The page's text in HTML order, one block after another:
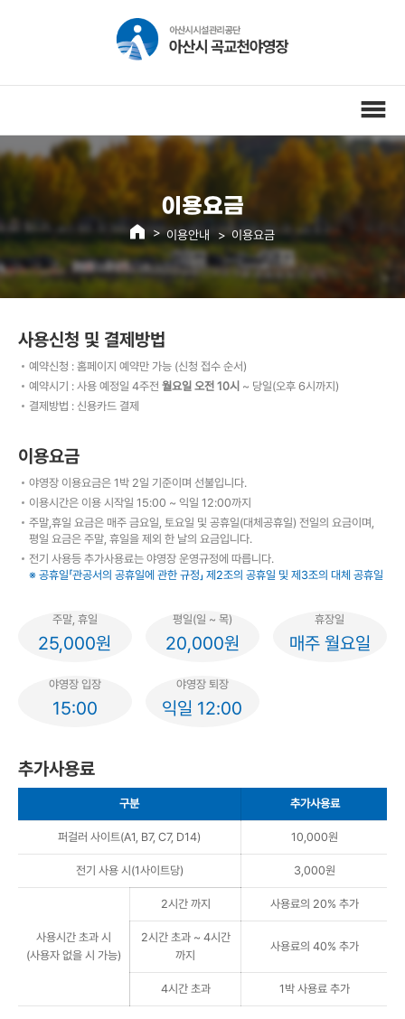
이용요금
이용안내 이용요금
사용신청 및 결제방법
예약신청 : 홈페이지 예약만 가능 (신청 접수 순서)
예약시기 : 사용 예정일 4주전 월요일 오전 10시 ~ 당일(오후 6시까지)
결제방법 : 신용카드 결제
이용요금
야영장 이용요금은 1박 2일 기준이며 선불입니다.
이용시간은 이용 시작일 15:00 ~ 익일 12:00까지
주말,휴일 요금은 매주 금요일, 토요일 및 공휴일(대체공휴일) 전일의 요금이며,
평일 요금은 주말, 휴일을 제외 한 날의 요금입니다.
전기 사용등 추가사용료는 야영장 운영규정에 따릅니다.
※ 공휴일「관공서의 공휴일에 관한 규정」 제2조의 공휴일 및 제3조의 대체 공휴일
주말, 휴일
25,000원
평일(일 ~ 목)
20,000원
휴장일
매주 월요일
야영장 입장
15:00
야영장 퇴장
익일 12:00
추가사용료
구분 추가사용료
퍼걸러 사이트(A1, B7, C7, D14) 10,000원
전기 사용 시(1사이트당) 3,000원
사용시간 초과 시
(사용자 없을 시 가능)
2시간 까지 사용료의 20% 추가
2시간 초과 ~ 4시간
까지
사용료의 40% 추가
4시간 초과 1박 사용료 추가